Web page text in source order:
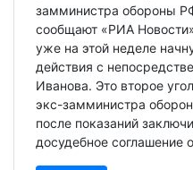
замминистра обороны
сообщают «РИА
уже на этой неделе
действия с
Иванова. Это второе
экс-замминистра
после показаний
досудебное соглашение